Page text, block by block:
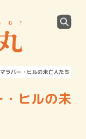
ラバー・ヒルの未亡人たち
ヒルの未